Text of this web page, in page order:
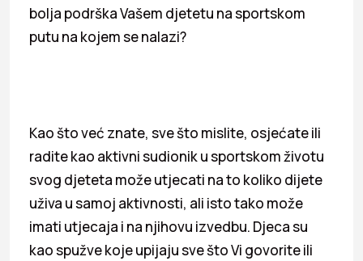
bolja podrška Vašem djetetu na sportskom
putu na kojem se nalazi?
Kao što već znate, sve što mislite, osjećate ili
radite kao aktivni sudionik u sportskom životu
svog djeteta može utjecati na to koliko dijete
uživa u samoj aktivnosti, ali isto tako može
imati utjecaja i na njihovu izvedbu. Djeca su
kao spužve koje upijaju sve što Vi govorite ili